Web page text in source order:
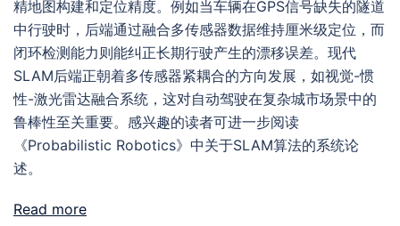
精地图构建和定位精度。例如当车辆在GPS信号缺失的隧道
中行驶时，后端通过融合多传感器数据维持厘米级定位，而
闭环检测能力则能纠正长期行驶产生的漂移误差。现代
SLAM后端正朝着多传感器紧耦合的方向发展，如视觉-惯
性-激光雷达融合系统，这对自动驾驶在复杂城市场景中的
鲁棒性至关重要。感兴趣的读者可进一步阅读
《Probabilistic Robotics》中关于SLAM算法的系统论
述。
Read more